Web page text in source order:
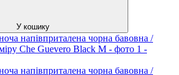
У кошику